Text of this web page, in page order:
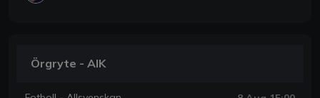
Örgryte - AIK